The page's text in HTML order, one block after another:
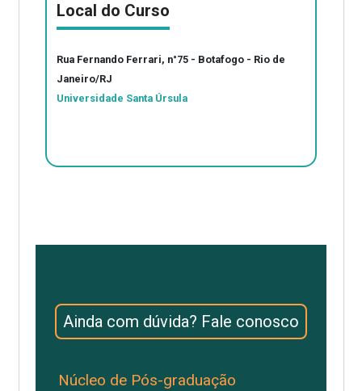
Local do Curso
Rua Fernando Ferrari, n°75 - Botafogo - Rio de
Janeiro/RJ
Universidade Santa Úrsula
Ainda com dúvida? Fale conosco
Núcleo de Pós-graduação